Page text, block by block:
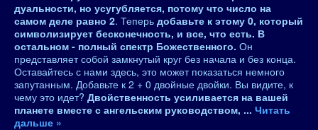
дуальности, но усугубляется, потому что число на
самом деле равно 2. Теперь добавьте к этому 0, который
символизирует бесконечность, и все, что есть. В
остальном - полный спектр Божественного. Он
представляет собой замкнутый круг без начала и без конца.
Оставайтесь с нами здесь, это может показаться немного
запутанным. Добавьте к 2 + 0 двойные двойки. Вы видите, к
чему это идет? Двойственность усиливается на вашей
планете вместе с ангельским руководством, ... Читать
дальше »